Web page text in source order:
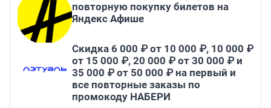
повторную покупку билетов на
Яндекс Афише
Скидка 6 000 ₽ от 10 000 ₽, 10 000 ₽
от 15 000 ₽, 20 000 ₽ от 30 000 ₽ и
35 000 ₽ от 50 000 ₽ на первый и
все повторные заказы по
промокоду НАБЕРИ